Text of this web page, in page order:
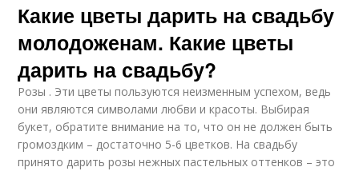
Какие цветы дарить на свадьбу
молодоженам. Какие цветы
дарить на свадьбу?
Розы . Эти цветы пользуются неизменным успехом, ведь
они являются символами любви и красоты. Выбирая
букет, обратите внимание на то, что он не должен быть
громоздким – достаточно 5-6 цветков. На свадьбу
принято дарить розы нежных пастельных оттенков – это